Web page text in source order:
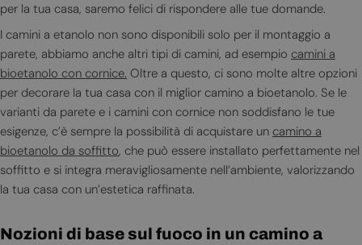
per la tua casa, saremo felici di rispondere alle tue domande.
I camini a etanolo non sono disponibili solo per il montaggio a
parete, abbiamo anche altri tipi di camini, ad esempio camini a
bioetanolo con cornice. Oltre a questo, ci sono molte altre opzioni
per decorare la tua casa con il miglior camino a bioetanolo. Se le
varianti da parete e i camini con cornice non soddisfano le tue
esigenze, c’è sempre la possibilità di acquistare un camino a
bioetanolo da soffitto, che può essere installato perfettamente nel
soffitto e si integra meravigliosamente nell’ambiente, valorizzando
la tua casa con un’estetica raffinata.
Nozioni di base sul fuoco in un camino a